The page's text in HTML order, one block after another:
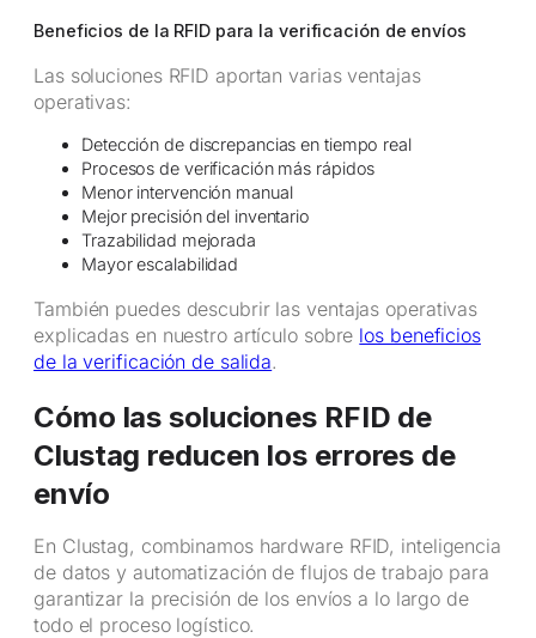
Beneficios de la RFID para la verificación de envíos
Las soluciones RFID aportan varias ventajas
operativas:
Detección de discrepancias en tiempo real
Procesos de verificación más rápidos
Menor intervención manual
Mejor precisión del inventario
Trazabilidad mejorada
Mayor escalabilidad
También puedes descubrir las ventajas operativas
explicadas en nuestro artículo sobre los beneficios
de la verificación de salida.
Cómo las soluciones RFID de
Clustag reducen los errores de
envío
En Clustag, combinamos hardware RFID, inteligencia
de datos y automatización de flujos de trabajo para
garantizar la precisión de los envíos a lo largo de
todo el proceso logístico.